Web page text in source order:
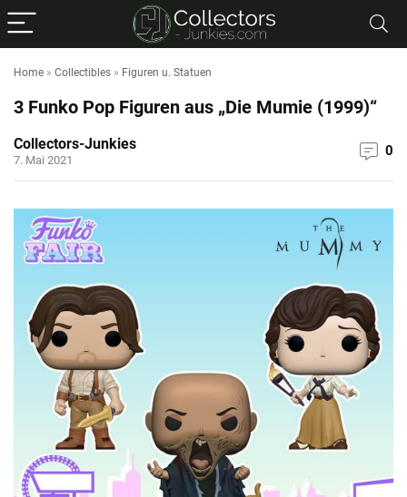
Home » Collectibles » Figuren u. Statuen
3 Funko Pop Figuren aus „Die Mumie (1999)“
Collectors-Junkies
7. Mai 2021
0